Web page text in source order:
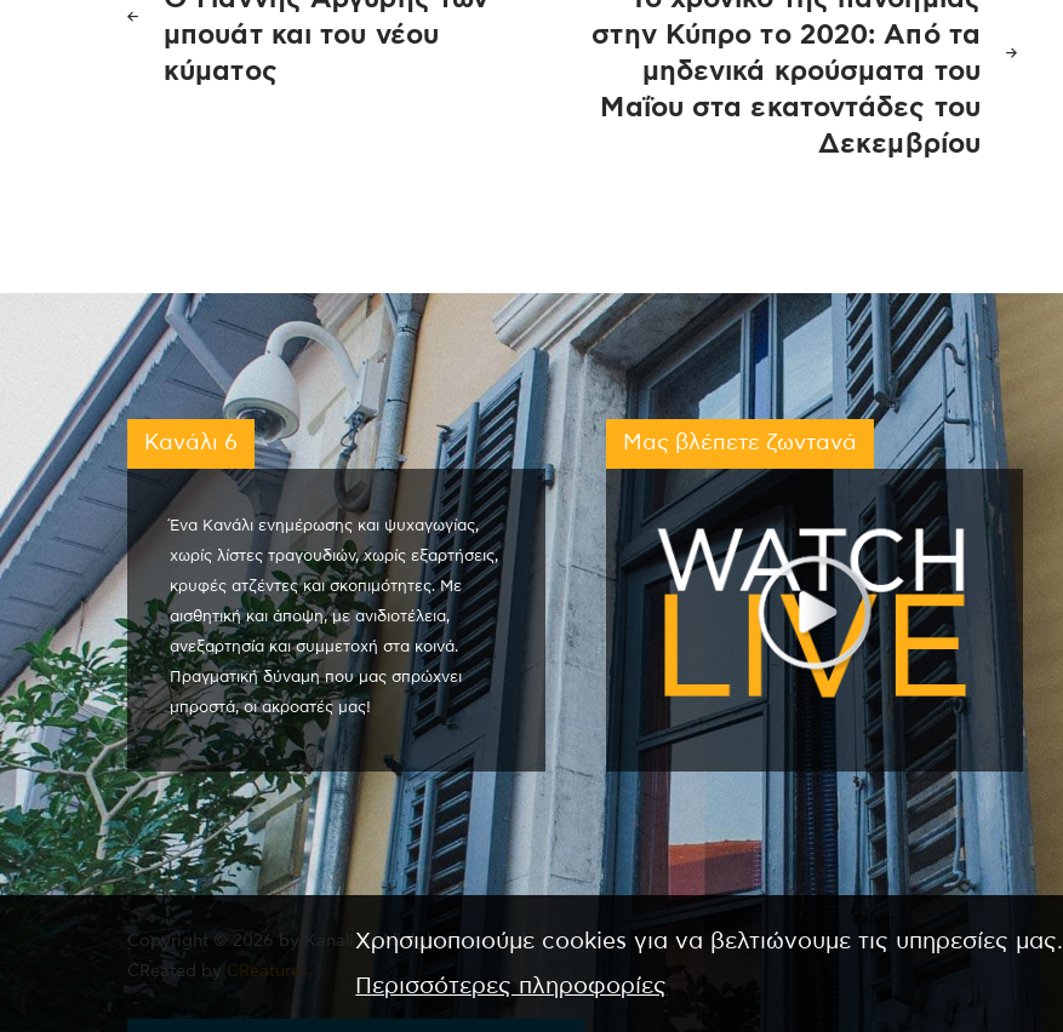
άρθρων
μπουάτ και του νέου
κύματος
στην Κύπρο το 2020: Από τα
μηδενικά κρούσματα του
Μαΐου στα εκατοντάδες του
Δεκεμβρίου
Κανάλι 6
Ένα Κανάλι ενημέρωσης και ψυχαγωγίας,
χωρίς λίστες τραγουδιών, χωρίς εξαρτήσεις,
κρυφές ατζέντες και σκοπιμότητες. Με
αισθητική και άποψη, με ανιδιοτέλεια,
ανεξαρτησία και συμμετοχή στα κοινά.
Πραγματική δύναμη που μας σπρώχνει
μπροστά, οι ακροατές μας!
Μας βλέπετε ζωντανά
Copyright © 2026 by Kanali 6. All rights reserved.
CReated by CReatures.
Χρησιμοποιούμε cookies για να βελτιώνουμε τις υπηρεσίες μας.
Περισσότερες πληροφορίες